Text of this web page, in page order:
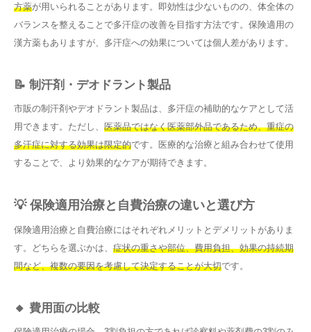
方薬が用いられることがあります。即効性は少ないものの、体全体の
バランスを整えることで多汗症の改善を目指す方法です。保険適用の
漢方薬もありますが、多汗症への効果については個人差があります。
📝 制汗剤・デオドラント製品
市販の制汗剤やデオドラント製品は、多汗症の補助的なケアとして活
用できます。ただし、 医薬品ではなく医薬部外品であるため、重症の
多汗症に対する効果は限定的です。医療的な治療と組み合わせて使用
することで、より効果的なケアが期待できます。
💡 保険適用治療と自費治療の違いと選び方
保険適用治療と自費治療にはそれぞれメリットとデメリットがありま
す。どちらを選ぶかは、 症状の重さや部位、費用負担、効果の持続期
間など、複数の要因を考慮して決定することが大切です。
🔸 費用面の比較